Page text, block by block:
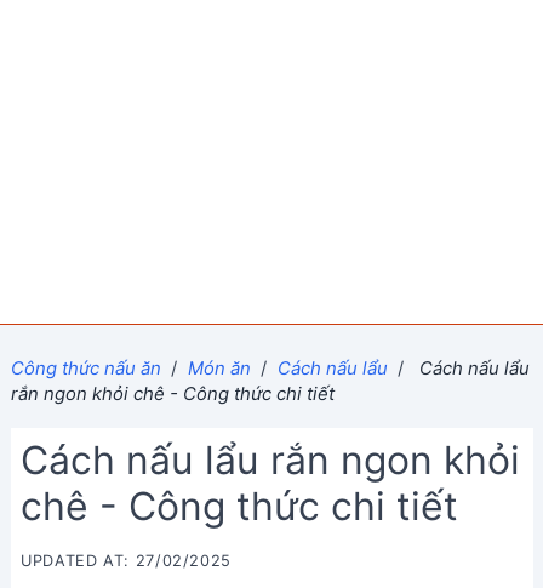
Công thức nấu ăn / Món ăn / Cách nấu lẩu /
Cách nấu lẩu
rắn ngon khỏi chê - Công thức chi tiết
Cách nấu lẩu rắn ngon khỏi
chê - Công thức chi tiết
UPDATED AT: 27/02/2025